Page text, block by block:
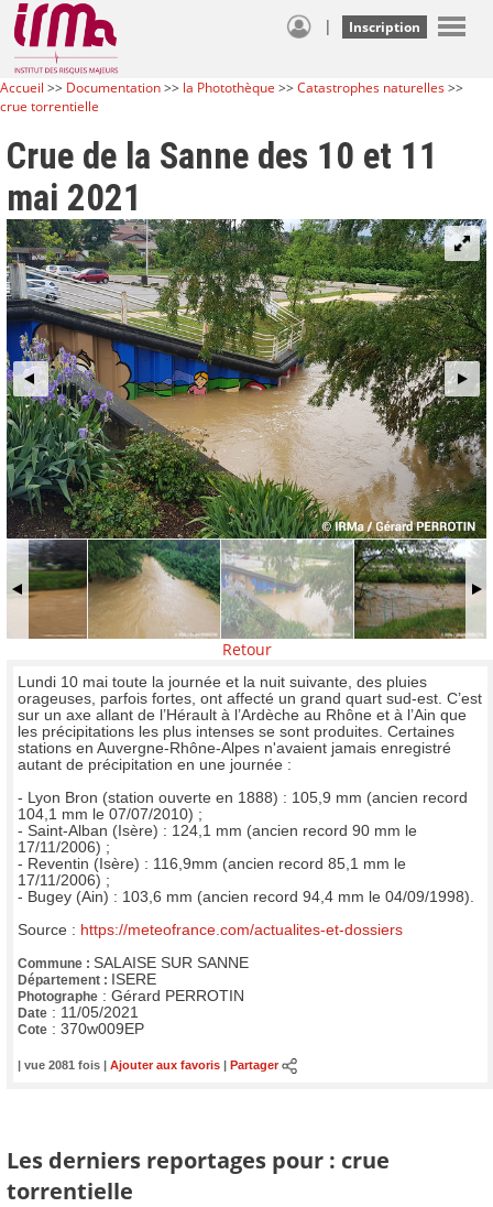
| Inscription
Accueil >> Documentation>> la Photothèque >>Catastrophes naturelles>>
crue torrentielle
Crue de la Sanne des 10 et 11
mai 2021
Retour
Lundi 10 mai toute la journée et la nuit suivante, des pluies
orageuses, parfois fortes, ont affecté un grand quart sud-est. C’est
sur un axe allant de l’Hérault à l’Ardèche au Rhône et à l’Ain que
les précipitations les plus intenses se sont produites. Certaines
stations en Auvergne-Rhône-Alpes n'avaient jamais enregistré
autant de précipitation en une journée :
- Lyon Bron (station ouverte en 1888) : 105,9 mm (ancien record
104,1 mm le 07/07/2010) ;
- Saint-Alban (Isère) : 124,1 mm (ancien record 90 mm le
17/11/2006) ;
- Reventin (Isère) : 116,9mm (ancien record 85,1 mm le
17/11/2006) ;
- Bugey (Ain) : 103,6 mm (ancien record 94,4 mm le 04/09/1998).
Source : https://meteofrance.com/actualites-et-dossiers
Commune : SALAISE SUR SANNE
Département : ISERE
Photographe : Gérard PERROTIN
Date : 11/05/2021
Cote : 370w009EP
| vue 2081 fois | Ajouter aux favoris Partager
Les derniers reportages pour : crue
torrentielle